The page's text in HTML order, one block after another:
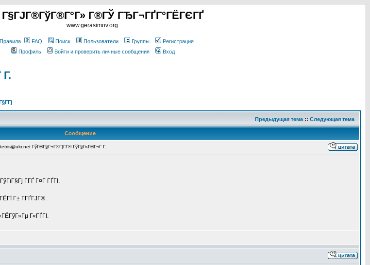
Г§ГЈГ®ГўГ®Г°Г» Г®ГЎ ГЂГ¬ГҐГ°ГЁГЄГҐ
www.gerasimov.org
Правила FAQ Поиск Пользователи Группы
Регистрация
Профиль
Войти и проверить личные сообщения Вход
Предыдущая тема :: Следующая тема
Сообщение
ГўГ®Г§Г¬Г®Г¦Г­Г® ГўГ§Г«Г®Г¬Г Г­.
Г­ГҐ Г¤Г ГҐГІ.
Г± Г­ГҐГЈГ®.
Г«ГҐГІ.